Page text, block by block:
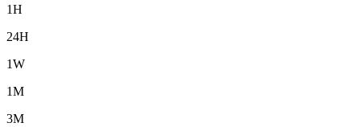
1H
24H
1W
1M
3M